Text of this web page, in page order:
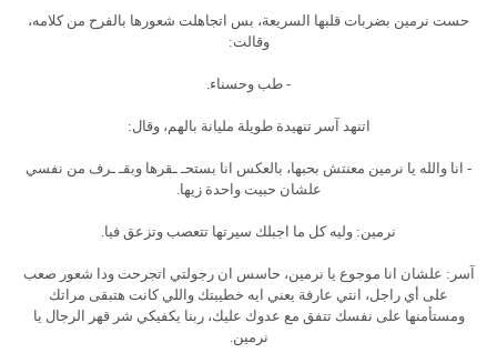
حست نرمين بضربات قلبها السريعة، بس اتجاهلت شعورها بالفرح من كلامه،
وقالت:
- طب وحسناء.
اتنهد آسر تنهيدة طويلة مليانة بالهم، وقال:
- انا والله يا نرمين معنتش بحبها، بالعكس انا بستحـ ـقرها وبقـ ـرف من نفسي
علشان حبيت واحدة زيها.
نرمين: وليه كل ما اجبلك سيرتها تتعصب وتزعق فيا.
آسر: علشان انا موجوع يا نرمين، حاسس ان رجولتي اتجرحت ودا شعور صعب
على أي راجل، انتي عارفة يعني ايه خطيبتك واللي كانت هتبقى مراتك
ومستأمنها على نفسك تتفق مع عدوك عليك، ربنا يكفيكي شر قهر الرجال يا
نرمين.